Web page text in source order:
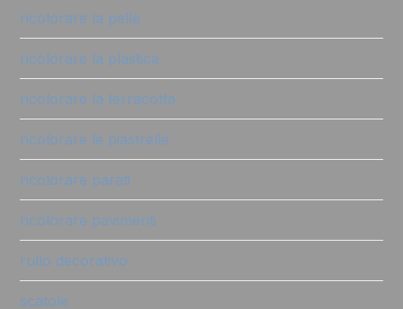
ricolorare la pelle
ricolorare la plastica
ricolorare la terracotta
ricolorare le piastrelle
ricolorare pareti
ricolorare pavimenti
rullo decorativo
scatole